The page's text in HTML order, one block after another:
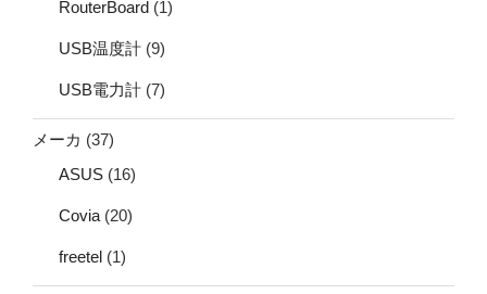
RouterBoard (1)
USB温度計 (9)
USB電力計 (7)
メーカ (37)
ASUS (16)
Covia (20)
freetel (1)